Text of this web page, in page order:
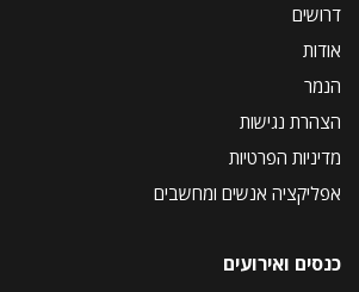
דרושים
אודות
הנמר
הצהרת נגישות
מדיניות הפרטיות
אפליקציה אנשים ומחשבים
כנסים ואירועים